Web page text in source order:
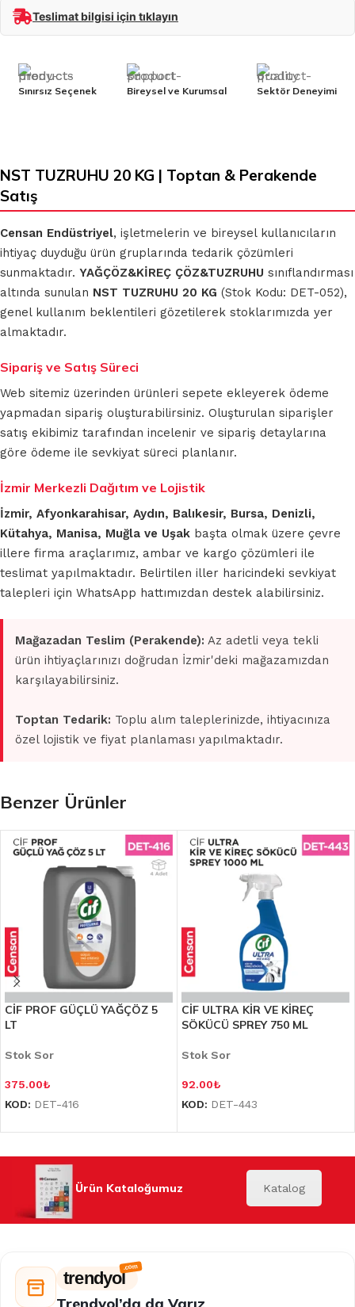
Teslimat bilgisi için tıklayın
Sınırsız Seçenek Bireysel ve Kurumsal Sektör Deneyimi
NST TUZRUHU 20 KG | Toptan & Perakende
Satış
Censan Endüstriyel, işletmelerin ve bireysel kullanıcıların
ihtiyaç duyduğu ürün gruplarında tedarik çözümleri
sunmaktadır. YAĞÇÖZ&KİREÇ ÇÖZ&TUZRUHU sınıflandırması
altında sunulan NST TUZRUHU 20 KG (Stok Kodu: DET-052),
genel kullanım beklentileri gözetilerek stoklarımızda yer
almaktadır.
Sipariş ve Satış Süreci
Web sitemiz üzerinden ürünleri sepete ekleyerek ödeme
yapmadan sipariş oluşturabilirsiniz. Oluşturulan siparişler
satış ekibimiz tarafından incelenir ve sipariş detaylarına
göre ödeme ile sevkiyat süreci planlanır.
İzmir Merkezli Dağıtım ve Lojistik
İzmir, Afyonkarahisar, Aydın, Balıkesir, Bursa, Denizli,
Kütahya, Manisa, Muğla ve Uşak başta olmak üzere çevre
illere firma araçlarımız, ambar ve kargo çözümleri ile
teslimat yapılmaktadır. Belirtilen iller haricindeki sevkiyat
talepleri için WhatsApp hattımızdan destek alabilirsiniz.
Mağazadan Teslim (Perakende): Az adetli veya tekli
ürün ihtiyaçlarınızı doğrudan İzmir'deki mağazamızdan
karşılayabilirsiniz.
Toptan Tedarik: Toplu alım taleplerinizde, ihtiyacınıza
özel lojistik ve fiyat planlaması yapılmaktadır.
Benzer Ürünler
CİF PROF GÜÇLÜ YAĞÇÖZ 5
LT
Stok Sor
375.00₺
KOD: DET-416
CİF ULTRA KİR VE KİREÇ
SÖKÜCÜ SPREY 750 ML
Stok Sor
92.00₺
KOD: DET-443
Ürün Kataloğumuz Katalog
trendyol